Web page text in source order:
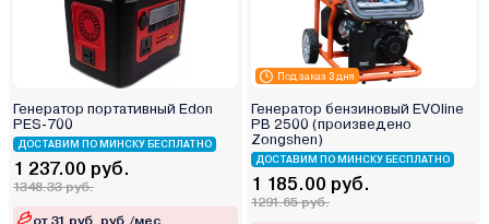
Генератор портативный Edon
PES-700
ДОСТАВИМ ПО МИНСКУ БЕСПЛАТНО
1 237.00 руб.
1348.33 руб.
от 31 руб. руб./мес.
Под заказ 3 дня
Генератор бензиновый EVOline
PB 2500 (произведено
Zongshen)
ДОСТАВИМ ПО МИНСКУ БЕСПЛАТНО
1 185.00 руб.
1291.65 руб.